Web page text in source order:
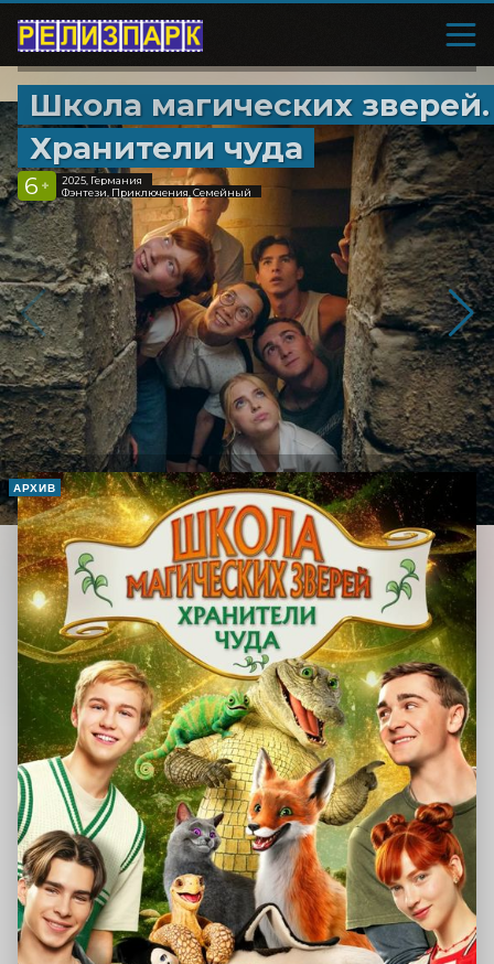
Школа магических зверей.
Хранители чуда
6 +
2025, Германия
Фэнтези, Приключения, Семейный
АРХИВ